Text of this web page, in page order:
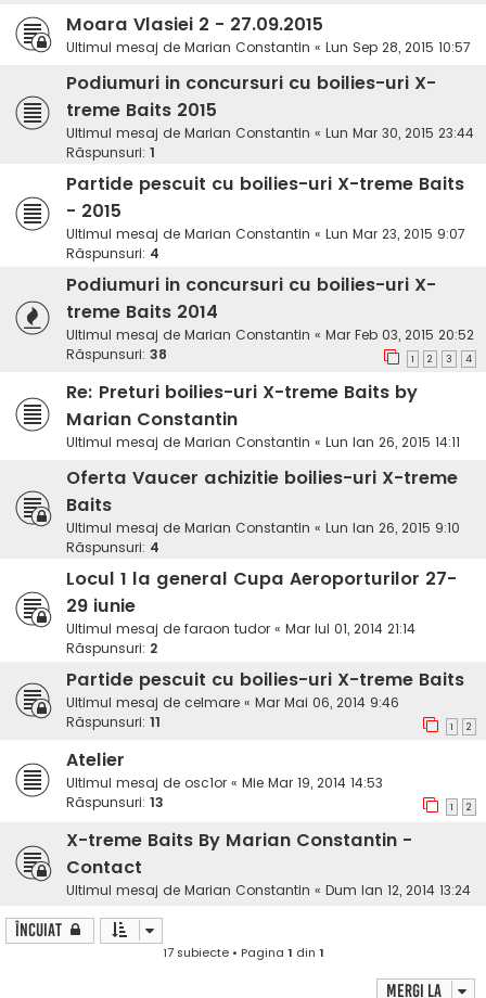
Moara Vlasiei 2 - 27.09.2015
Ultimul mesaj de Marian Constantin « Lun Sep 28, 2015 10:57
Podiumuri in concursuri cu boilies-uri X-
treme Baits 2015
Ultimul mesaj de Marian Constantin « Lun Mar 30, 2015 23:44
Răspunsuri: 1
Partide pescuit cu boilies-uri X-treme Baits
- 2015
Ultimul mesaj de Marian Constantin « Lun Mar 23, 2015 9:07
Răspunsuri: 4
Podiumuri in concursuri cu boilies-uri X-
treme Baits 2014
Ultimul mesaj de Marian Constantin « Mar Feb 03, 2015 20:52
Răspunsuri: 38 1 2 3 4
Re: Preturi boilies-uri X-treme Baits by
Marian Constantin
Ultimul mesaj de Marian Constantin « Lun Ian 26, 2015 14:11
Oferta Vaucer achizitie boilies-uri X-treme
Baits
Ultimul mesaj de Marian Constantin « Lun Ian 26, 2015 9:10
Răspunsuri: 4
Locul 1 la general Cupa Aeroporturilor 27-
29 iunie
Ultimul mesaj de faraon tudor « Mar Iul 01, 2014 21:14
Răspunsuri: 2
Partide pescuit cu boilies-uri X-treme Baits
Ultimul mesaj de celmare « Mar Mai 06, 2014 9:46
Răspunsuri: 11 1 2
Atelier
Ultimul mesaj de osc1or « Mie Mar 19, 2014 14:53
Răspunsuri: 13 1 2
X-treme Baits By Marian Constantin -
Contact
Ultimul mesaj de Marian Constantin « Dum Ian 12, 2014 13:24
Încuiat
17 subiecte • Pagina 1 din 1
Mergi la